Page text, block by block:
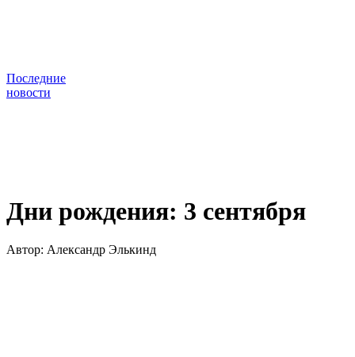
Последние
новости
Дни рождения: 3 сентября
Автор: Александр Элькинд